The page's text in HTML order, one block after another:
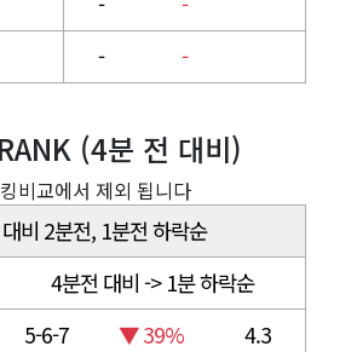
- -
(4분 전 대비)
비교에서 제외 됩니다
비 2분전, 1분전 하락순
4분전 대비 -> 1분 하락순
5-6-7 ▼ 39%
4.3